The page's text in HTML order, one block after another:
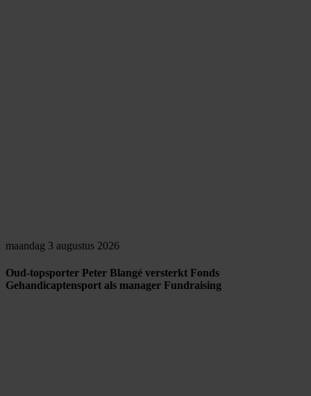
maandag 3 augustus 2026
Oud-topsporter Peter Blangé versterkt Fonds
Gehandicaptensport als manager Fundraising